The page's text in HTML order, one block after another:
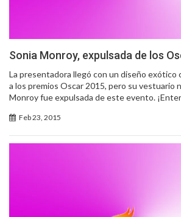
Sonia Monroy, expulsada de los
La presentadora llegó con un diseño exótico
a los premios Oscar 2015, pero su vestuario
Monroy fue expulsada de este evento.
Feb 23, 2015